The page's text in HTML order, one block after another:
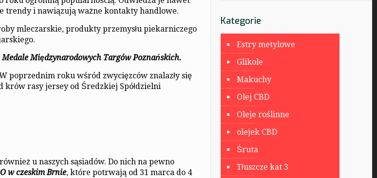
trendy i nawiązują ważne kontakty handlowe.
mleczarskie, produkty przemysłu piekarniczego
Międzynarodowych Targów Poznańskich.
poprzednim roku wśród zwycięzców znalazły się
krów rasy jersey od Średzkiej Spółdzielni
u naszych sąsiadów. Do nich na pewno
w czeskim Brnie, które potrwają od 31 marca do 4
Kategorie
Estry metylowe
Glikole
Makuchy
Olej CBD
Oleje roślinne
olejek CBD
Śruta
Tłuszcze kat 3